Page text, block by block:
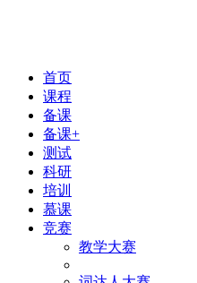
首页
课程
备课
备课+
测试
科研
培训
慕课
竞赛
教学大赛